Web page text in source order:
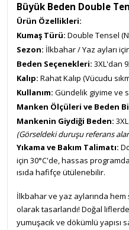
Büyük Beden Double
Ürün Özellikleri:
Kumaş Türü: Double Tensel
Sezon: İlkbahar / Yaz ayları
Beden Seçenekleri: 3XL'dan
Kalıp: Rahat Kalıp (Vücudu
Kullanım: Gündelik giyime ve
Manken Ölçüleri ve Beden
Mankenin Giydiği Beden: 3XL
(Görseldeki duruşu referans
Yıkama ve Bakım Talimatı:
için 30°C'de, hassas
ısıda hafifçe ütülenebilir.
İlkbahar ve yaz aylarında
olarak tasarlandı! Doğal
yumuşacık ve dökümlü